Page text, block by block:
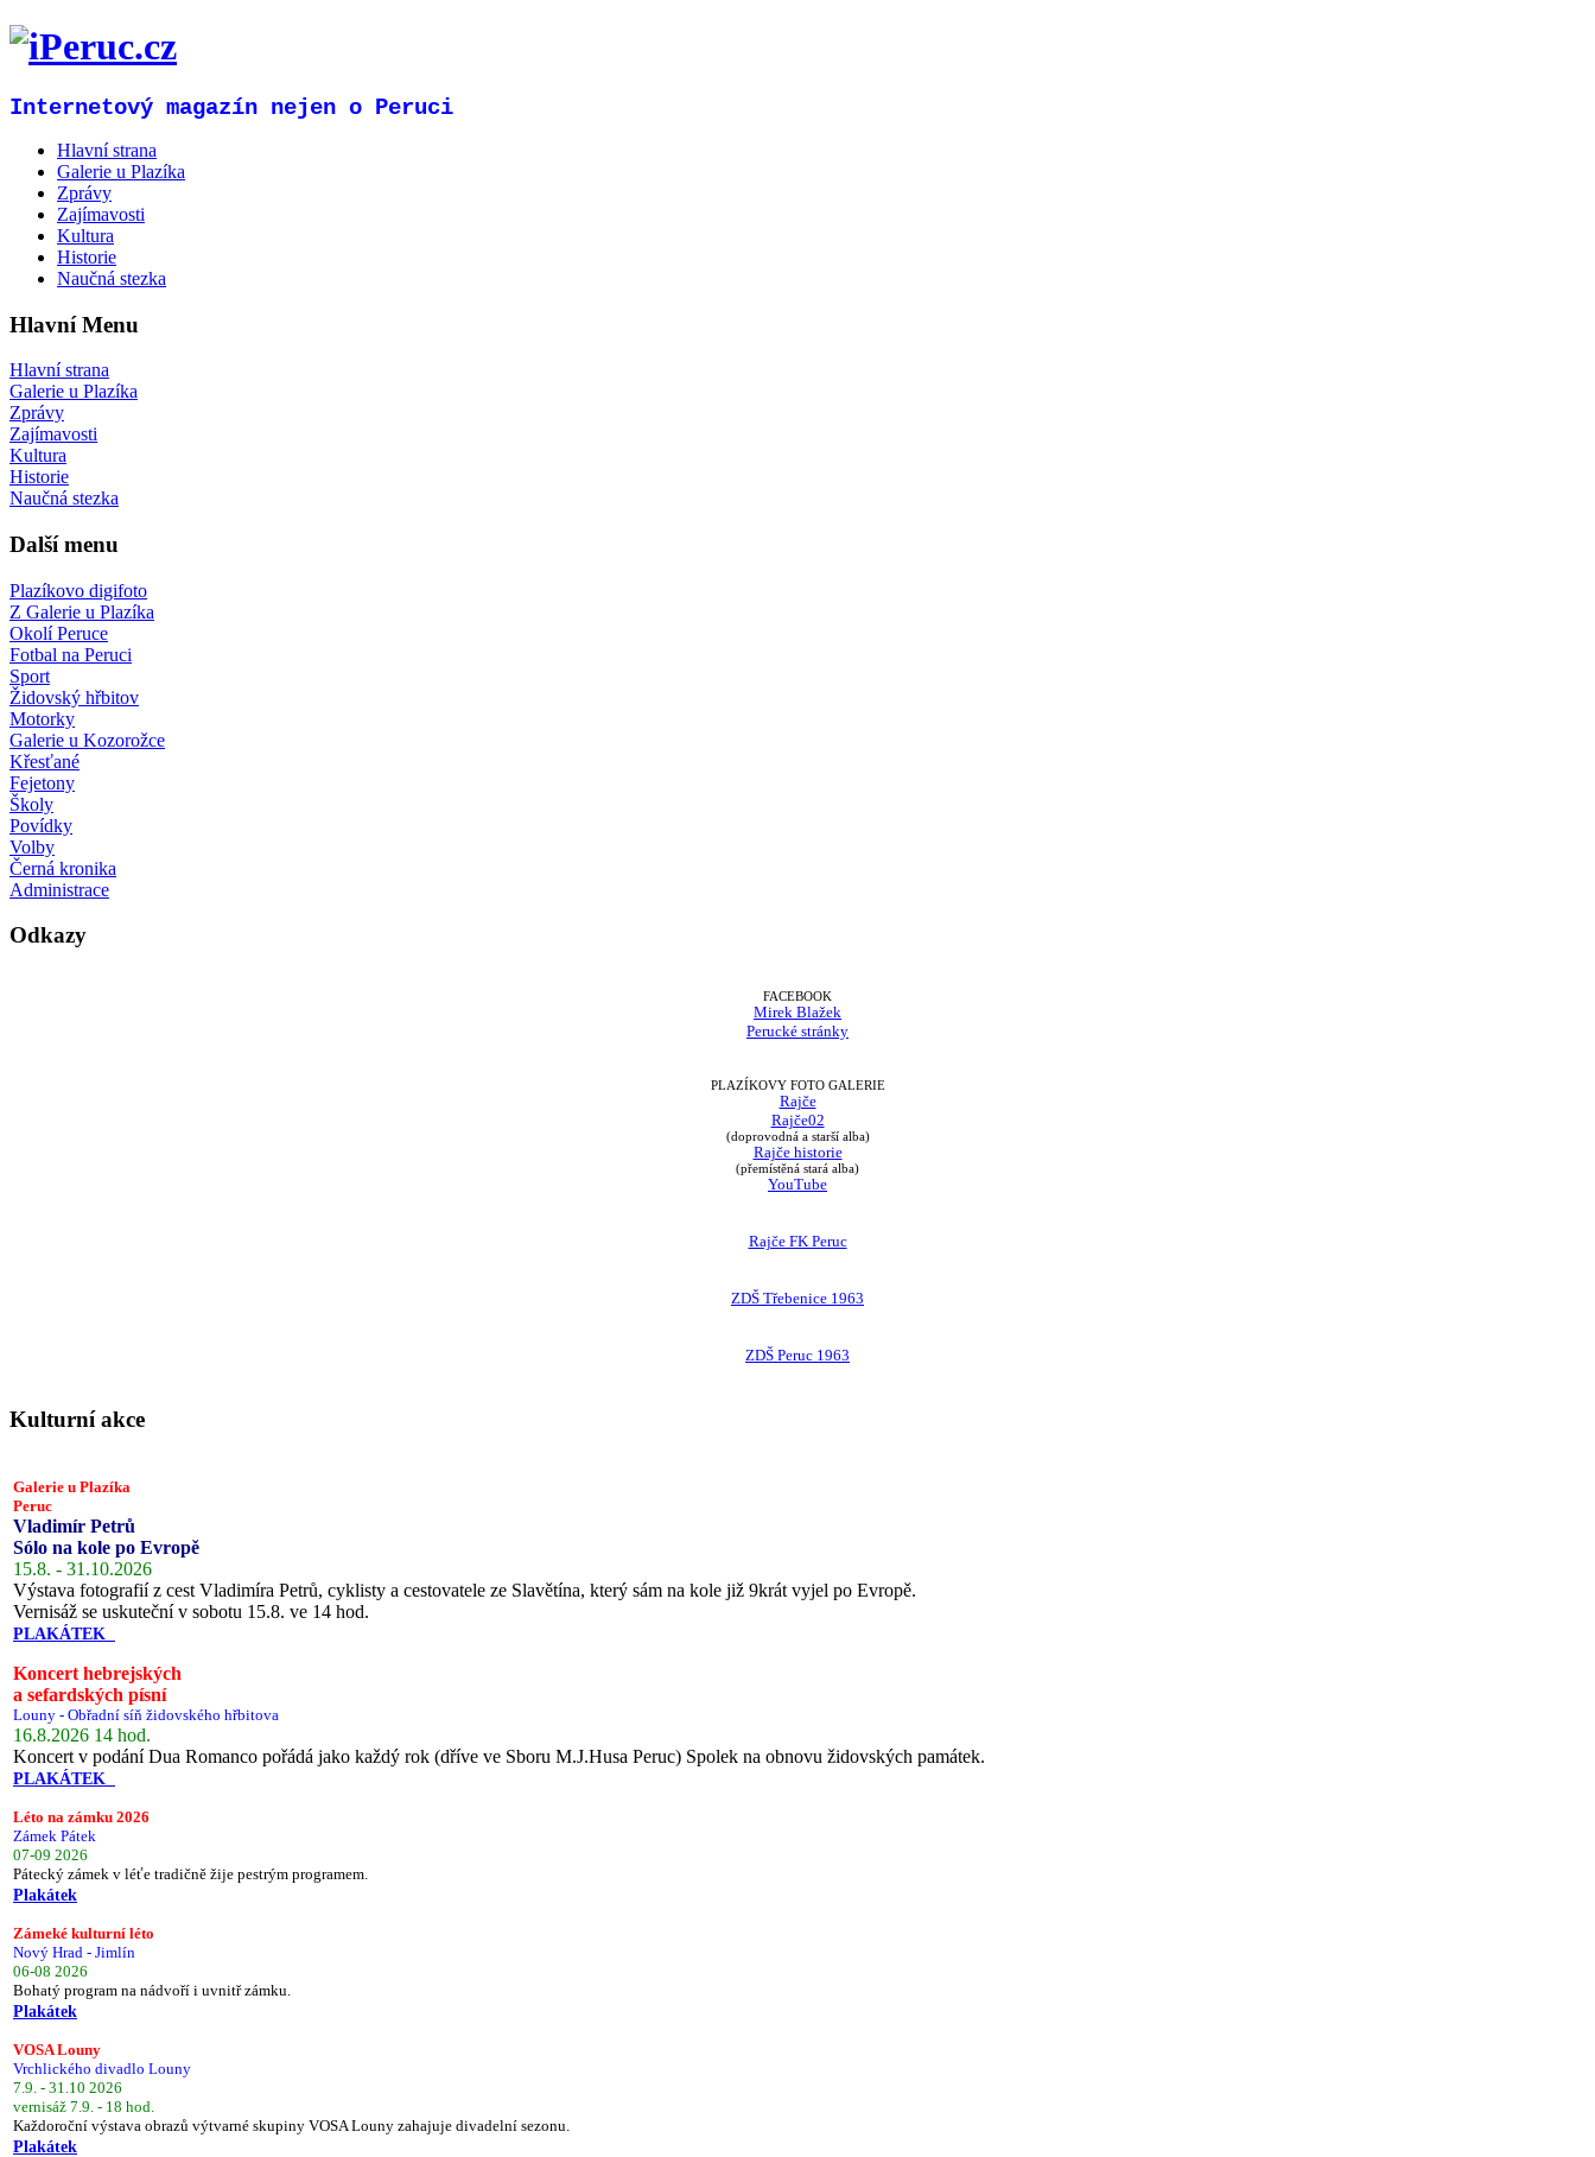
Internetový magazín nejen o Peruci
Hlavní strana
Galerie u Plazíka
Zprávy
Zajímavosti
Kultura
Historie
Naučná stezka
Hlavní Menu
Hlavní strana
Galerie u Plazíka
Zprávy
Zajímavosti
Kultura
Historie
Naučná stezka
Další menu
Plazíkovo digifoto
Z Galerie u Plazíka
Okolí Peruce
Fotbal na Peruci
Sport
Židovský hřbitov
Motorky
Galerie u Kozorožce
Křesťané
Fejetony
Školy
Povídky
Volby
Černá kronika
Administrace
Odkazy
FACEBOOK
Mirek Blažek
Perucké stránky
PLAZÍKOVY FOTO GALERIE
Rajče
Rajče02
(doprovodná a starší alba)
Rajče historie
(přemístěná stará alba)
YouTube
Rajče FK Peruc
ZDŠ Třebenice 1963
ZDŠ Peruc 1963
Kulturní akce
Galerie u Plazíka
Peruc
Vladimír Petrů
Sólo na kole po Evropě
15.8. - 31.10.2026
Výstava fotografií z cest Vladimíra Petrů, cyklisty a cestovatele ze Slavětína, který sám na kole již 9krát vyjel po Evropě.
Vernisáž se uskuteční v sobotu 15.8. ve 14 hod.
PLAKÁTEK
Koncert hebrejských
a sefardských písní
Louny - Obřadní síň židovského hřbitova
16.8.2026 14 hod.
Koncert v podání Dua Romanco pořádá jako každý rok (dříve ve Sboru M.J.Husa Peruc) Spolek na obnovu židovských památek.
PLAKÁTEK
Léto na zámku 2026
Zámek Pátek
07-09 2026
Pátecký zámek v léťe tradičně žije pestrým programem.
Plakátek
Zámeké kulturní léto
Nový Hrad - Jimlín
06-08 2026
Bohatý program na nádvoří i uvnitř zámku.
Plakátek
VOSA Louny
Vrchlického divadlo Louny
7.9. - 31.10 2026
vernisáž 7.9. - 18 hod.
Každoroční výstava obrazů výtvarné skupiny VOSA Louny zahajuje divadelní sezonu.
Plakátek